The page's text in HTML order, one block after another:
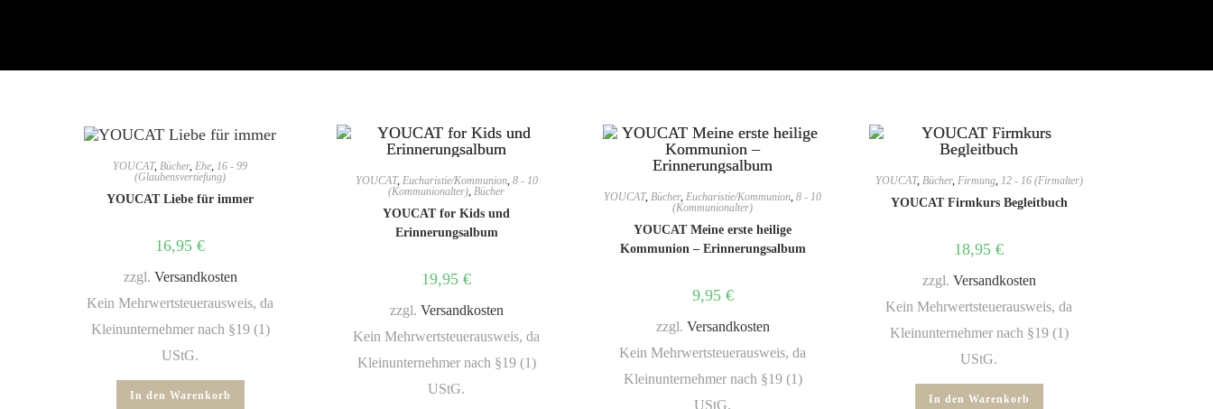
YOUCAT, Bücher, Ehe, 16 - 99
(Glaubensvertiefung)
YOUCAT Liebe für immer
16,95 €
zzgl. Versandkosten
Kein Mehrwertsteuerausweis, da
Kleinunternehmer nach §19 (1)
UStG.
In den Warenkorb
YOUCAT, Eucharistie/Kommunion, 8 - 10
(Kommunionalter), Bücher
YOUCAT for Kids und
Erinnerungsalbum
19,95 €
zzgl. Versandkosten
Kein Mehrwertsteuerausweis, da
Kleinunternehmer nach §19 (1)
UStG.
YOUCAT, Bücher, Eucharistie/Kommunion, 8 - 10
(Kommunionalter)
YOUCAT Meine erste heilige
Kommunion – Erinnerungsalbum
9,95 €
zzgl. Versandkosten
Kein Mehrwertsteuerausweis, da
Kleinunternehmer nach §19 (1)
UStG.
YOUCAT, Bücher, Firmung, 12 - 16 (Firmalter)
YOUCAT Firmkurs Begleitbuch
18,95 €
zzgl. Versandkosten
Kein Mehrwertsteuerausweis, da
Kleinunternehmer nach §19 (1)
UStG.
In den Warenkorb